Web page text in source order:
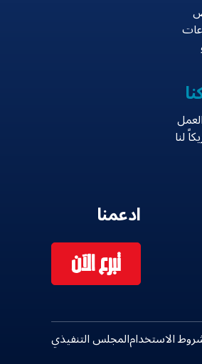
لنا
ادعمنا
تبرع الآن
الاستخدامالمجلس التنفيذي